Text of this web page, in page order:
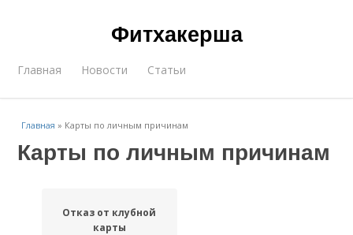
Фитхакерша
Главная Новости Статьи
Главная » Карты по личным причинам
Карты по личным причинам
Отказ от клубной
карты